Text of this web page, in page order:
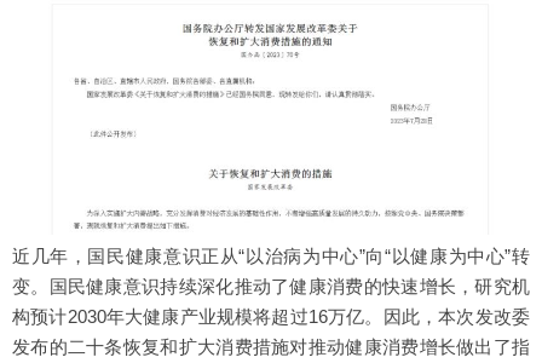
近几年，国民健康意识正从“以治病为中心”向“以健康为中心”转
变。国民健康意识持续深化推动了健康消费的快速增长，研究机
构预计2030年大健康产业规模将超过16万亿。因此，本次发改委
发布的二十条恢复和扩大消费措施对推动健康消费增长做出了指